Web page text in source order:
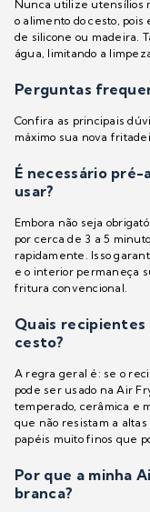
Nunca utilize utensílios
o alimento do cesto,
de silicone ou madeira.
água, limitando a
Perguntas
Confira as principais
máximo sua nova
É necessário
usar?
Embora não seja
por cerca de 3 a 5
rapidamente. Isso
e o interior permaneça
fritura convencional.
Quais
cesto?
A regra geral é: se o
pode ser usado na Air
temperado, cerâmica e
que não resistam a
papéis muito finos que
Por que a minha
branca?